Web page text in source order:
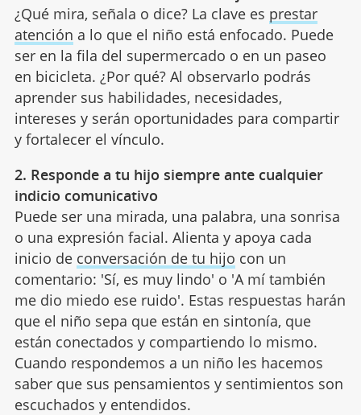
¿Qué mira, señala o dice? La clave es prestar
atención a lo que el niño está enfocado. Puede
ser en la fila del supermercado o en un paseo
en bicicleta. ¿Por qué? Al observarlo podrás
aprender sus habilidades, necesidades,
intereses y serán oportunidades para compartir
y fortalecer el vínculo.
2. Responde a tu hijo siempre ante cualquier
indicio comunicativo
Puede ser una mirada, una palabra, una sonrisa
o una expresión facial. Alienta y apoya cada
inicio de conversación de tu hijo con un
comentario: 'Sí, es muy lindo' o 'A mí también
me dio miedo ese ruido'. Estas respuestas harán
que el niño sepa que están en sintonía, que
están conectados y compartiendo lo mismo.
Cuando respondemos a un niño les hacemos
saber que sus pensamientos y sentimientos son
escuchados y entendidos.